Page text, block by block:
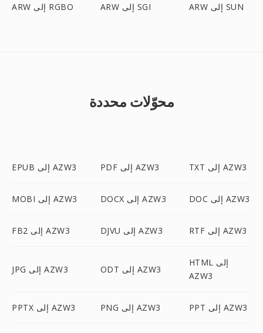
ARW إلى RGBO ARW إلى SGI ARW إلى SUN
محوّلات محددة
EPUB إلى AZW3 PDF إلى AZW3 TXT إلى AZW3
MOBI إلى AZW3 DOCX إلى AZW3 DOC إلى AZW3
FB2 إلى AZW3 DJVU إلى AZW3 RTF إلى AZW3
JPG إلى AZW3 ODT إلى AZW3
HTML إلى
AZW3
PPTX إلى AZW3 PNG إلى AZW3 PPT إلى AZW3